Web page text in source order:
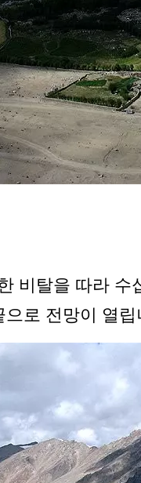
비탈을 따라
로 전망이 열립